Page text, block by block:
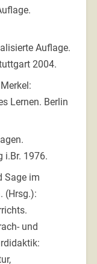
Auflage.
2004.
Lernen. Berlin
i.Br. 1976.
Sage im
(Hrsg.):
und